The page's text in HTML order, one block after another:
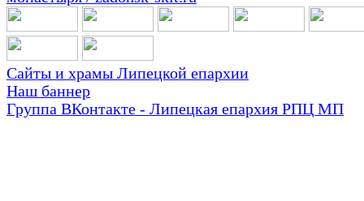
Сайты и храмы Липецкой епархии
Наш баннер
Группа ВКонтакте - Липецкая епархия РПЦ МП